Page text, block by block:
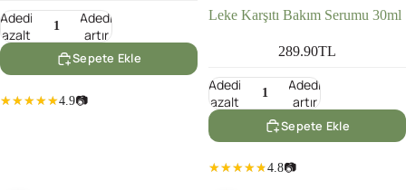
Adedi
azalt
Adedi
artır
Sepete Ekle
4.9📷
Leke Karşıtı Bakım Serumu 30ml
289.90TL
Adedi
azalt
Adedi
artır
Sepete Ekle
4.8📷